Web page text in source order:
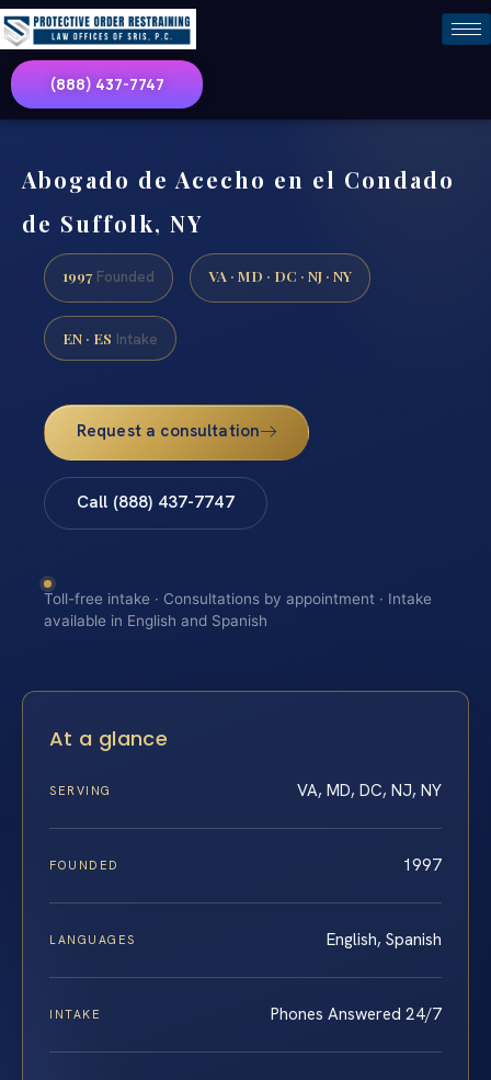
(888) 437-7747
Abogado de Acecho en el Condado
de Suffolk, NY
1997 Founded VA · MD · DC · NJ · NY
EN · ES Intake
Request a consultation
Call (888) 437-7747
Toll-free intake · Consultations by appointment · Intake
available in English and Spanish
At a glance
SERVING VA, MD, DC, NJ, NY
FOUNDED 1997
LANGUAGES English, Spanish
INTAKE Phones Answered 24/7